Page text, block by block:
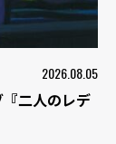
2026.08.05
二人のレデ